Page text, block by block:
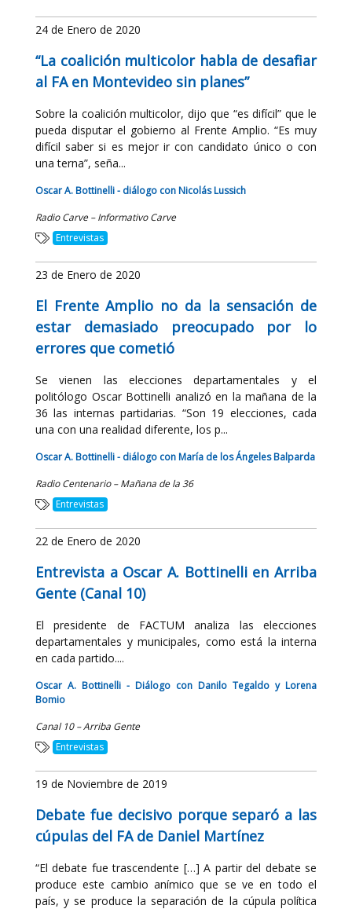
24 de Enero de 2020
“La coalición multicolor habla de desafiar
al FA en Montevideo sin planes”
Sobre la coalición multicolor, dijo que “es difícil” que le
pueda disputar el gobierno al Frente Amplio. “Es muy
difícil saber si es mejor ir con candidato único o con
una terna”, seña...
Oscar A. Bottinelli - diálogo con Nicolás Lussich
Radio Carve – Informativo Carve
Entrevistas
23 de Enero de 2020
El Frente Amplio no da la sensación de
estar demasiado preocupado por lo
errores que cometió
Se vienen las elecciones departamentales y el
politólogo Oscar Bottinelli analizó en la mañana de la
36 las internas partidarias. “Son 19 elecciones, cada
una con una realidad diferente, los p...
Oscar A. Bottinelli - diálogo con María de los Ángeles Balparda
Radio Centenario – Mañana de la 36
Entrevistas
22 de Enero de 2020
Entrevista a Oscar A. Bottinelli en Arriba
Gente (Canal 10)
El presidente de FACTUM analiza las elecciones
departamentales y municipales, como está la interna
en cada partido....
Oscar A. Bottinelli - Diálogo con Danilo Tegaldo y Lorena
Bomio
Canal 10 – Arriba Gente
Entrevistas
19 de Noviembre de 2019
Debate fue decisivo porque separó a las
cúpulas del FA de Daniel Martínez
“El debate fue trascendente […] A partir del debate se
produce este cambio anímico que se ve en todo el
país, y se produce la separación de la cúpula política